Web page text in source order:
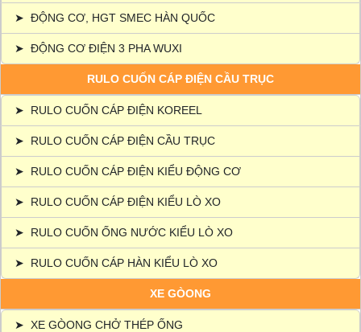
➤ ĐỘNG CƠ, HGT SMEC HÀN QUỐC
➤ ĐỘNG CƠ ĐIỆN 3 PHA WUXI
RULO CUỐN CÁP ĐIỆN CẦU TRỤC
➤ RULO CUỐN CÁP ĐIỆN KOREEL
➤ RULO CUỐN CÁP ĐIỆN CẦU TRỤC
➤ RULO CUỐN CÁP ĐIỆN KIỂU ĐỘNG CƠ
➤ RULO CUỐN CÁP ĐIỆN KIỂU LÒ XO
➤ RULO CUỐN ỐNG NƯỚC KIỂU LÒ XO
➤ RULO CUỐN CÁP HÀN KIỂU LÒ XO
XE GÒONG
➤ XE GÒONG CHỞ THÉP ỐNG